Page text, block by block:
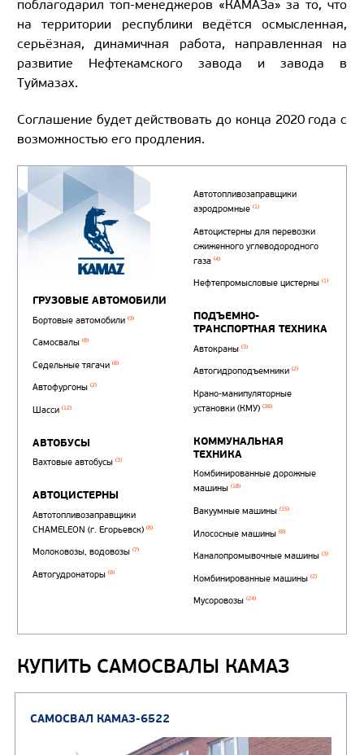
поблагодарил топ-менеджеров «КАМАЗа» за то, что
на территории республики ведётся осмысленная,
серьёзная, динамичная работа, направленная на
развитие Нефтекамского завода и завода в
Туймазах.
Соглашение будет действовать до конца 2020 года с
возможностью его продления.
Автоцистерны для
КУПИТЬ САМОСВАЛЫ КАМАЗ